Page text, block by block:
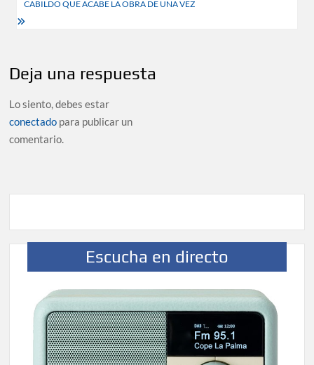
CABILDO QUE ACABE LA OBRA DE UNA VEZ
Deja una respuesta
Lo siento, debes estar
conectado para publicar un
comentario.
Escucha en directo